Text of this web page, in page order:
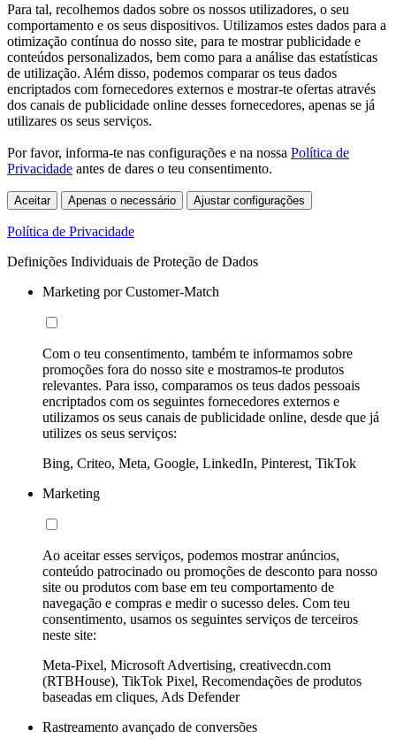
Para tal, recolhemos dados sobre os nossos utilizadores, o seu
comportamento e os seus dispositivos. Utilizamos estes dados para a
otimização contínua do nosso site, para te mostrar publicidade e
conteúdos personalizados, bem como para a análise das estatísticas
de utilização. Além disso, podemos comparar os teus dados
encriptados com fornecedores externos e mostrar-te ofertas através
dos canais de publicidade online desses fornecedores, apenas se já
utilizares os seus serviços.
Por favor, informa-te nas configurações e na nossa Política de
Privacidade antes de dares o teu consentimento.
Aceitar Apenas o necessário Ajustar configurações
Política de Privacidade
Definições Individuais de Proteção de Dados
Marketing por Customer-Match
Com o teu consentimento, também te informamos sobre
promoções fora do nosso site e mostramos-te produtos
relevantes. Para isso, comparamos os teus dados pessoais
encriptados com os seguintes fornecedores externos e
utilizamos os seus canais de publicidade online, desde que já
utilizes os seus serviços:
Bing, Criteo, Meta, Google, LinkedIn, Pinterest, TikTok
Marketing
Ao aceitar esses serviços, podemos mostrar anúncios,
conteúdo patrocinado ou promoções de desconto para nosso
site ou produtos com base em teu comportamento de
navegação e compras e medir o sucesso deles. Com teu
consentimento, usamos os seguintes serviços de terceiros
neste site:
Meta-Pixel, Microsoft Advertising, creativecdn.com
(RTBHouse), TikTok Pixel, Recomendações de produtos
baseadas em cliques, Ads Defender
Rastreamento avançado de conversões